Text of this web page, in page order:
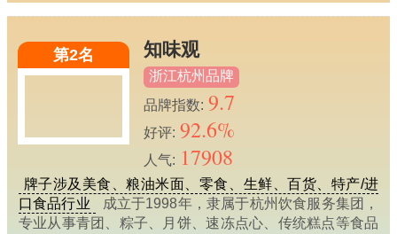
第2名 知味观
浙江杭州品牌
品牌指数: 9.7
好评: 92.6%
人气: 17908
牌子涉及美食、粮油米面、零食、生鲜、百货、特产/进
口食品行业
成立于1998年，隶属于杭州饮食服务集团，
专业从事青团、粽子、月饼、速冻点心、传统糕点等食品